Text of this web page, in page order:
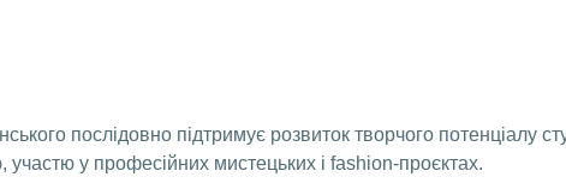
послідовно підтримує розвиток творчого потенціалу
участю у професійних мистецьких і fashion-проєктах.